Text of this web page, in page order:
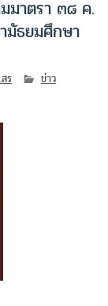
มาตรา ๓๘ ค.
มัธยมศึกษา
ร
ข่าว